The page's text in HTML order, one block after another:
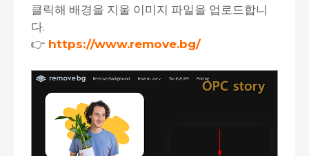
클릭해 배경을 지울 이미지 파일을 업로드합니
다.
👉 https://www.remove.bg/